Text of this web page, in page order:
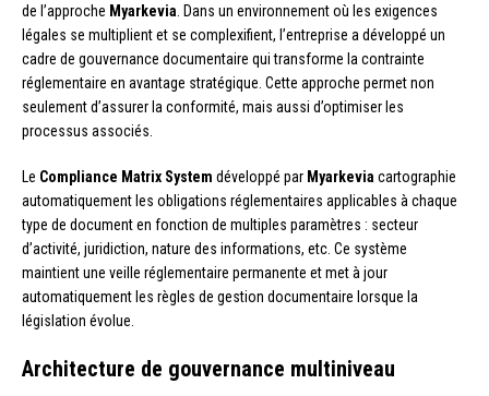
de l’approche Myarkevia . Dans un environnement où les exigences
légales se multiplient et se complexifient, l’entreprise a développé un
cadre de gouvernance documentaire qui transforme la contrainte
réglementaire en avantage stratégique. Cette approche permet non
seulement d’assurer la conformité, mais aussi d’optimiser les
processus associés.
Le Compliance Matrix System développé par Myarkevia cartographie
automatiquement les obligations réglementaires applicables à chaque
type de document en fonction de multiples paramètres : secteur
d’activité, juridiction, nature des informations, etc. Ce système
maintient une veille réglementaire permanente et met à jour
automatiquement les règles de gestion documentaire lorsque la
législation évolue.
Architecture de gouvernance multiniveau